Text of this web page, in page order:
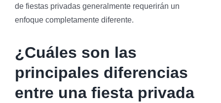
de fiestas privadas generalmente requerirán un
enfoque completamente diferente.
¿Cuáles son las
principales diferencias
entre una fiesta privada